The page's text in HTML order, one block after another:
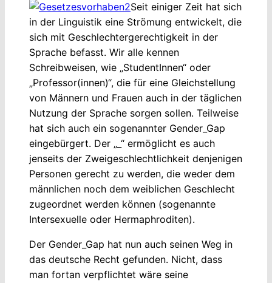
Seit einiger Zeit hat sich
in der Linguistik eine Strömung entwickelt, die
sich mit Geschlechtergerechtigkeit in der
Sprache befasst. Wir alle kennen
Schreibweisen, wie „StudentInnen“ oder
„Professor(innen)“, die für eine Gleichstellung
von Männern und Frauen auch in der täglichen
Nutzung der Sprache sorgen sollen. Teilweise
hat sich auch ein sogenannter Gender_Gap
eingebürgert. Der „_“ ermöglicht es auch
jenseits der Zweigeschlechtlichkeit denjenigen
Personen gerecht zu werden, die weder dem
männlichen noch dem weiblichen Geschlecht
zugeordnet werden können (sogenannte
Intersexuelle oder Hermaphroditen).
Der Gender_Gap hat nun auch seinen Weg in
das deutsche Recht gefunden. Nicht, dass
man fortan verpflichtet wäre seine